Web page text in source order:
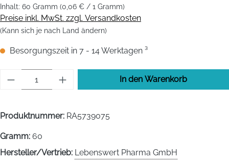
Inhalt: 60 Gramm (0,06 € / 1 Gramm)
Preise inkl. MwSt. zzgl. Versandkosten
(Kann sich je nach Land ändern)
Besorgungszeit in 7 - 14 Werktagen ³
Produkt Anzahl: Gib den gewünschten
In den Warenkorb
Produktnummer: RA5739075
Gramm: 60
Hersteller/Vertrieb: Lebenswert Pharma GmbH